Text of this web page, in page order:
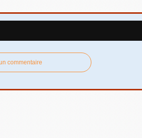
commentaire